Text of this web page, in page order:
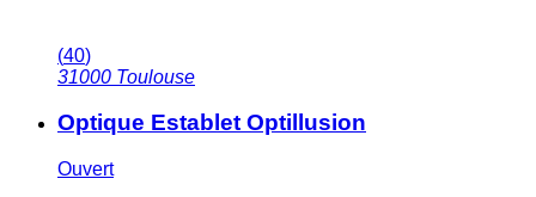
(40)
31000 Toulouse
Optique Establet Optillusion
Ouvert